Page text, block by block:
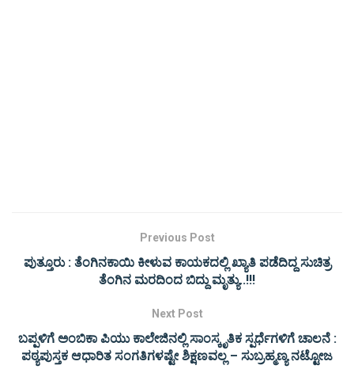
Previous Post
ಪುತ್ತೂರು : ತೆಂಗಿನಕಾಯಿ ಕೀಳುವ ಕಾಯಕದಲ್ಲಿ ಖ್ಯಾತಿ ಪಡೆದಿದ್ದ ಸುಚಿತ್ರ
ತೆಂಗಿನ ಮರದಿಂದ ಬಿದ್ದು ಮೃತ್ಯು..!!!
Next Post
ಬಪ್ಪಳಿಗೆ ಅಂಬಿಕಾ ಪಿಯು ಕಾಲೇಜಿನಲ್ಲಿ ಸಾಂಸ್ಕೃತಿಕ ಸ್ಪರ್ಧೆಗಳಿಗೆ ಚಾಲನೆ :
ಪಠ್ಯಪುಸ್ತಕ ಆಧಾರಿತ ಸಂಗತಿಗಳಷ್ಟೇ ಶಿಕ್ಷಣವಲ್ಲ – ಸುಬ್ರಹ್ಮಣ್ಯ ನಟ್ಟೋಜ